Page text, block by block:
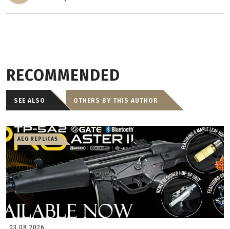
RECOMMENDED
SEE ALSO OTHERS BY THIS AUTHOR
AEG REPLICAS
03.08.2026